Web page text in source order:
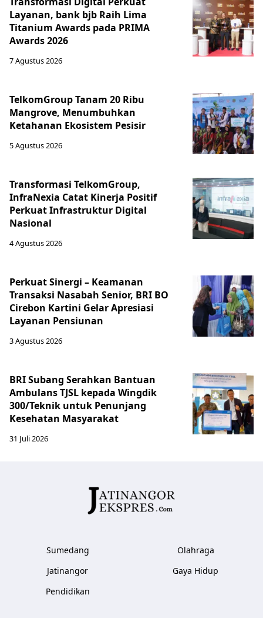
Layanan, bank bjb Raih Lima
Titanium Awards pada PRIMA
Awards 2026
7 Agustus 2026
TelkomGroup Tanam 20 Ribu
Mangrove, Menumbuhkan
Ketahanan Ekosistem Pesisir
5 Agustus 2026
Transformasi TelkomGroup,
InfraNexia Catat Kinerja Positif
Perkuat Infrastruktur Digital
Nasional
4 Agustus 2026
Perkuat Sinergi – Keamanan
Transaksi Nasabah Senior, BRI BO
Cirebon Kartini Gelar Apresiasi
Layanan Pensiunan
3 Agustus 2026
BRI Subang Serahkan Bantuan
Ambulans TJSL kepada Wingdik
300/Teknik untuk Penunjang
Kesehatan Masyarakat ​
31 Juli 2026
Sumedang
Jatinangor
Pendidikan
Olahraga
Gaya Hidup